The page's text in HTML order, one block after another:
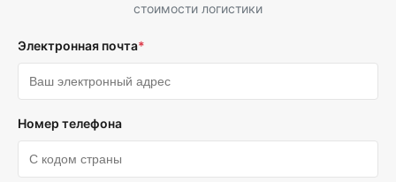
стоимости логистики
Электронная почта*
Номер телефона